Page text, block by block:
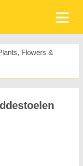
Flowers &